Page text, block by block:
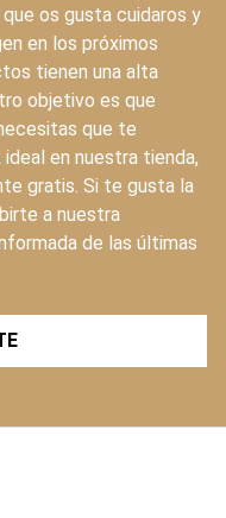
que os gusta cuidaros y
en los próximos
tienen una alta
objetivo es que
que te
en nuestra tienda,
gratis. Si te gusta la
a nuestra
de las últimas